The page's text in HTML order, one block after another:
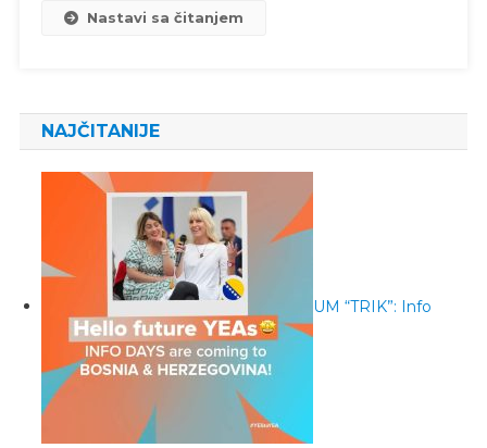
Nastavi sa čitanjem
NAJČITANIJE
UM “TRIK”: Info